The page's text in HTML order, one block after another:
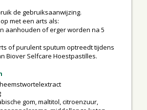
de gebruiksaanwijzing.
met een arts als:
aanhouden of erger worden na 5
of purulent sputum optreedt tijdens
Biover Selfcare Hoestpastilles.
gom, maltitol, citroenzuur,